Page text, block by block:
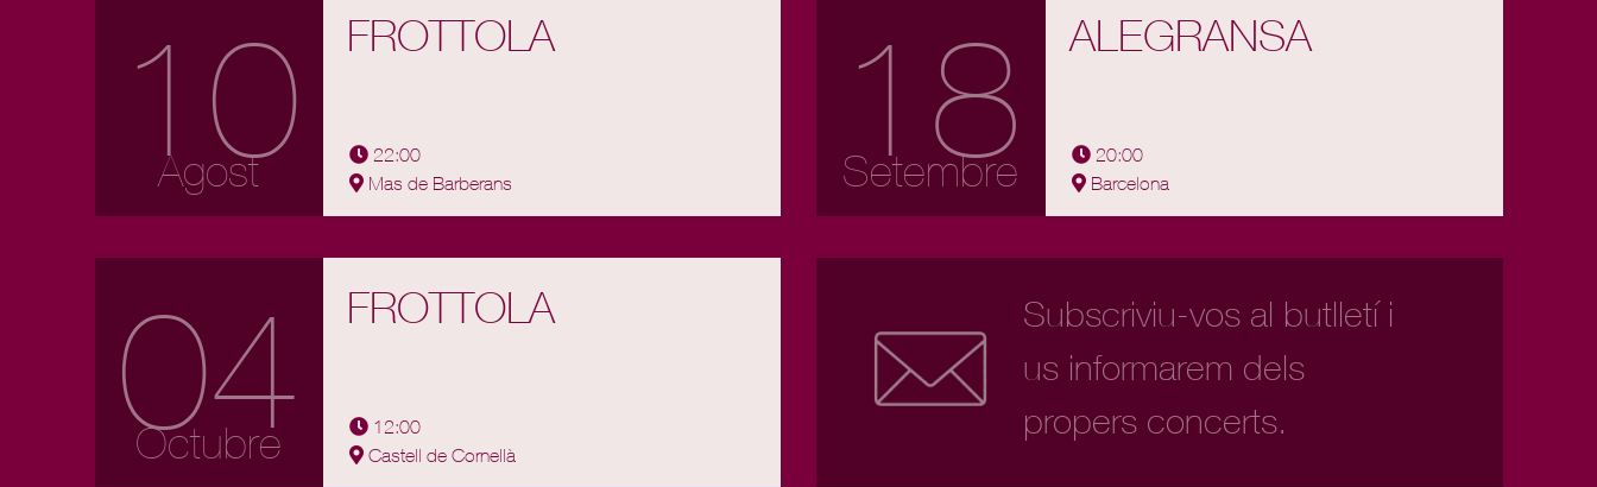
10
Agost
FROTTOLA
22:00
Mas de Barberans
18
Setembre
ALEGRANSA
20:00
Barcelona
04
Octubre
FROTTOLA
12:00
Castell de Cornellà
Subscriviu-vos al butlletí i
us informarem dels
propers concerts.